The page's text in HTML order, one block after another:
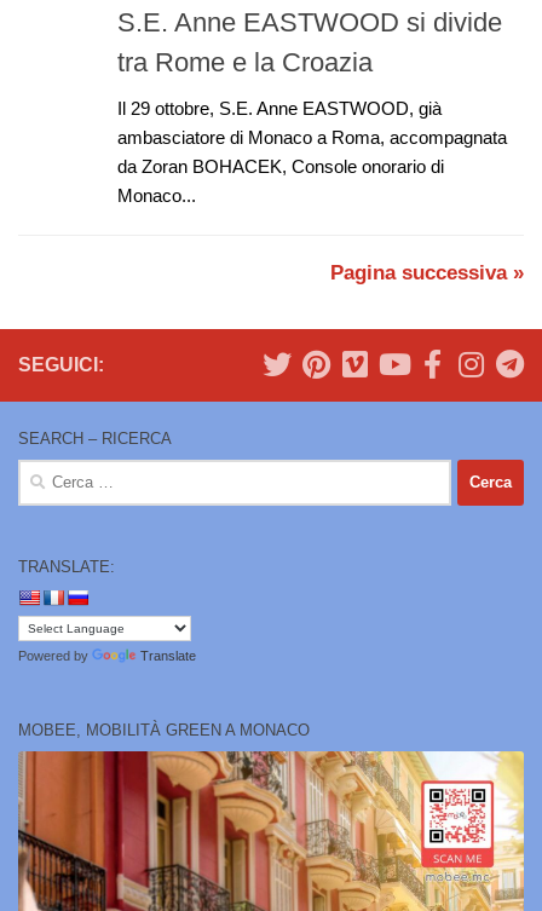
S.E. Anne EASTWOOD si divide
tra Rome e la Croazia
Il 29 ottobre, S.E. Anne EASTWOOD, già
ambasciatore di Monaco a Roma, accompagnata
da Zoran BOHACEK, Console onorario di
Monaco...
Pagina successiva »
SEGUICI:
SEARCH – RICERCA
Ricerca
TRANSLATE:
Powered by Translate
MOBEE, MOBILITÀ GREEN A MONACO